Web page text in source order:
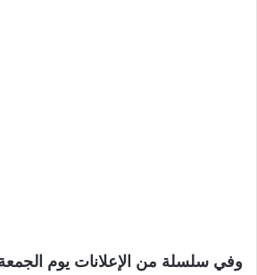
وفي سلسلة من الإعلانات يوم